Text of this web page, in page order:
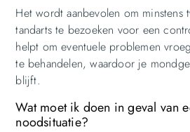
Het wordt aanbevolen om minstens
tandarts te bezoeken voor een
helpt om eventuele problemen
te behandelen, waardoor je
blijft.
Wat moet ik doen in geval van
noodsituatie?